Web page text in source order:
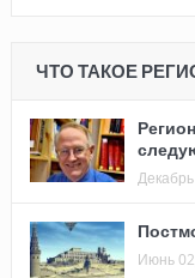
ЧТО ТАКОЕ
Июнь